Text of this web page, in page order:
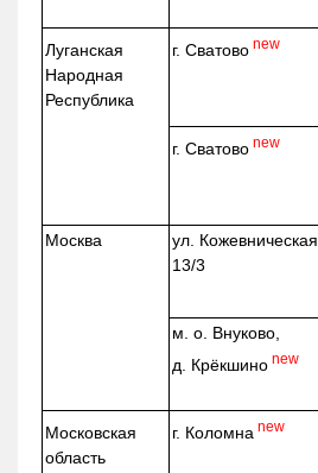
Луганская
Народная
Республика
г. Сватово new
г. Сватово new
Москва ул. Кожевническая
13/3
м. о. Внуково,
д. Крёкшино new
Московская
область
г. Коломна new